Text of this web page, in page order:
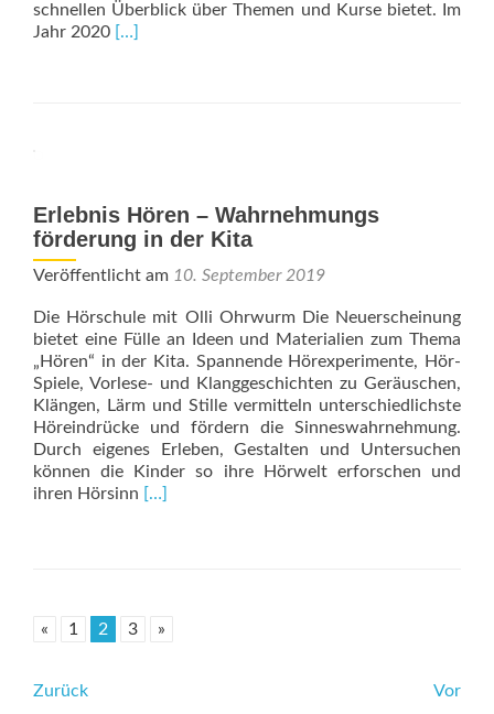
schnellen Überblick über Themen und Kurse bietet. Im
Jahr 2020 Read
Kulturellen
Bildung
[…]
Erlebnis Hören – Wahrnehmungs
förderung in der Kita
Veröffentlicht am 10. September 2019
Die Hörschule mit Olli Ohrwurm Die Neuerscheinung
bietet eine Fülle an Ideen und Materialien zum Thema
„Hören“ in der Kita. Spannende Hörexperimente, Hör-
Spiele, Vorlese- und Klanggeschichten zu Geräuschen,
Klängen, Lärm und Stille vermitteln unterschiedlichste
Höreindrücke und fördern die Sinneswahrnehmung.
Durch eigenes Erleben, Gestalten und Untersuchen
können die Kinder so ihre Hörwelt erforschen und
ihren Hörsinn Read
Wahrnehmungs
[…]
« 1 2 3 »
Beitrags-
Zurück Vor